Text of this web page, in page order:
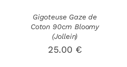
Gigoteuse Gaze de
Coton 90cm Bloomy
(Jollein)
25.00 €